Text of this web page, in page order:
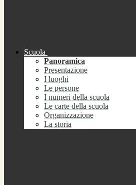
Scuola
Panoramica
Presentazione
I luoghi
Le persone
I numeri della scuola
Le carte della scuola
Organizzazione
La storia